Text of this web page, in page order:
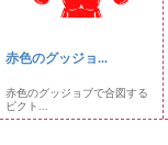
赤色のグッジョ...
赤色のグッジョブで合図する
ピクト...